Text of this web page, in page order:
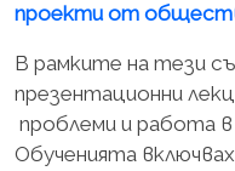
проекти от
В рамките на тези
презентационни
проблеми и работа
Обученията